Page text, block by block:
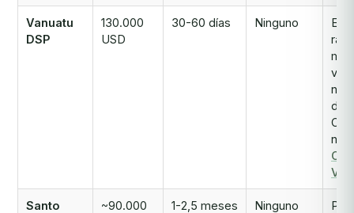
Vanuatu
DSP
130.000
USD
30-60 días Ninguno
El
no
CBI
Santo
~90.000
1-2,5 meses Ninguno